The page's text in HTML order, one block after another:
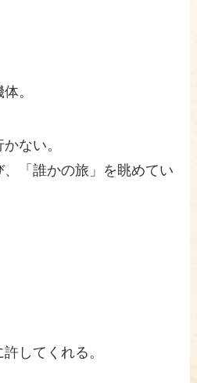
。
ない。
「誰かの旅」を眺めてい
してくれる。